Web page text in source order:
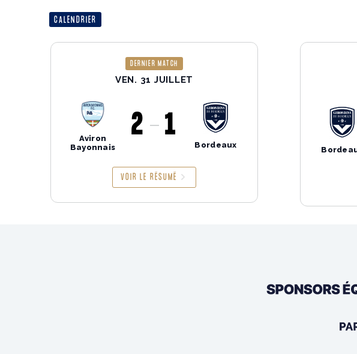
CALENDRIER
DERNIER MATCH
VEN. 31 JUILLET
Aviron
Bayonnais
2 1
Bordeaux
VOIR LE RÉSUMÉ